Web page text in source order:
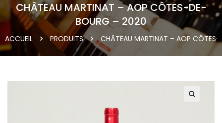
CHÂTEAU MARTINAT – AOP CÔTES-DE-
BOURG – 2020
ACCUEIL PRODUITS CHÂTEAU MARTINAT – AOP